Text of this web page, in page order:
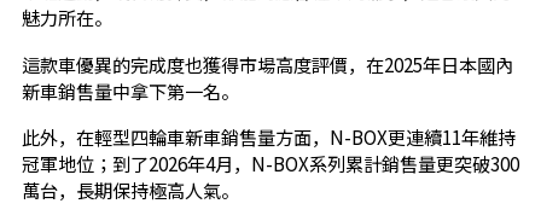
魅力所在。
這款車優異的完成度也獲得市場高度評價，在2025年日本國內
新車銷售量中拿下第一名。
此外，在輕型四輪車新車銷售量方面，N-BOX更連續11年維持
冠軍地位；到了2026年4月，N-BOX系列累計銷售量更突破300
萬台，長期保持極高人氣。